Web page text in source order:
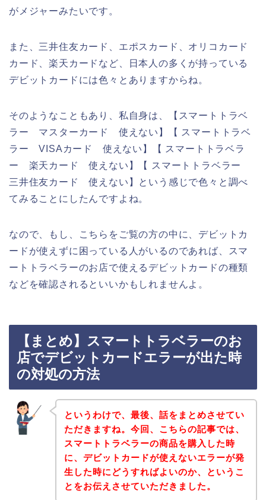
がメジャーみたいです。
また、三井住友カード、エポスカード、オリコカード
カード、楽天カードなど、日本人の多くが持っている
デビットカードには色々とありますからね。
そのようなこともあり、私自身は、【スマートトラベ
ラー マスターカード 使えない】【 スマートトラベ
ラー VISAカード 使えない】【 スマートトラベラ
ー 楽天カード 使えない】【 スマートトラベラー
三井住友カード 使えない】という感じで色々と調べ
てみることにしたんですよね。
なので、もし、こちらをご覧の方の中に、デビットカ
ードが使えずに困っている人がいるのであれば、スマ
ートトラベラーのお店で使えるデビットカードの種類
などを確認されるといいかもしれませんよ。
【まとめ】スマートトラベラーのお
店でデビットカードエラーが出た時
の対処の方法
というわけで、最後、話をまとめさせてい
ただきますね。今回、こちらの記事では、
スマートトラベラーの商品を購入した時
に、デビットカードが使えないエラーが発
生した時にどうすればよいのか、というこ
とをお伝えさせていただきました。